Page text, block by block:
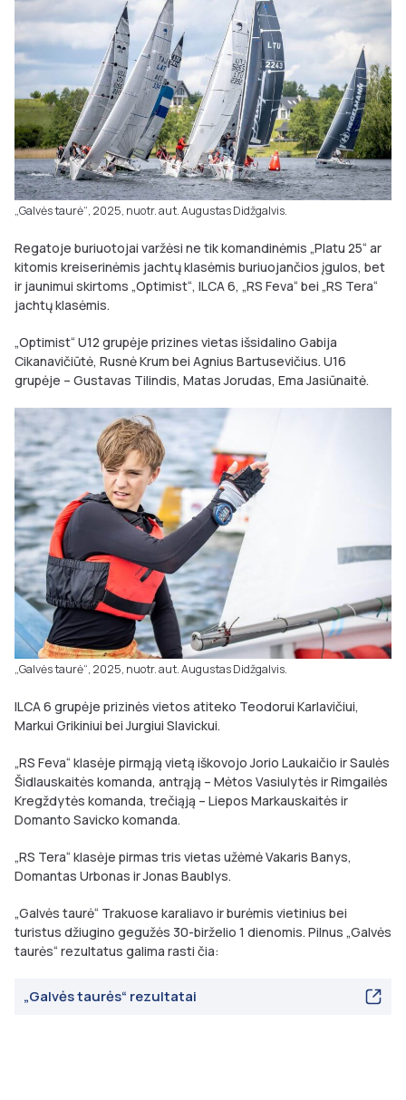
„Galvės taurė“, 2025, nuotr. aut. Augustas Didžgalvis.
Regatoje buriuotojai varžėsi ne tik komandinėmis „Platu 25“ ar
kitomis kreiserinėmis jachtų klasėmis buriuojančios įgulos, bet
ir jaunimui skirtoms „Optimist“, ILCA 6, „RS Feva“ bei „RS Tera“
jachtų klasėmis.
„Optimist“ U12 grupėje prizines vietas išsidalino Gabija
Cikanavičiūtė, Rusnė Krum bei Agnius Bartusevičius. U16
grupėje – Gustavas Tilindis, Matas Jorudas, Ema Jasiūnaitė.
„Galvės taurė“, 2025, nuotr. aut. Augustas Didžgalvis.
ILCA 6 grupėje prizinės vietos atiteko Teodorui Karlavičiui,
Markui Grikiniui bei Jurgiui Slavickui.
„RS Feva“ klasėje pirmąją vietą iškovojo Jorio Laukaičio ir Saulės
Šidlauskaitės komanda, antrąją – Mėtos Vasiulytės ir Rimgailės
Kregždytės komanda, trečiąją – Liepos Markauskaitės ir
Domanto Savicko komanda.
„RS Tera“ klasėje pirmas tris vietas užėmė Vakaris Banys,
Domantas Urbonas ir Jonas Baublys.
„Galvės taurė“ Trakuose karaliavo ir burėmis vietinius bei
turistus džiugino gegužės 30-birželio 1 dienomis. Pilnus „Galvės
taurės“ rezultatus galima rasti čia:
„Galvės taurės“ rezultatai